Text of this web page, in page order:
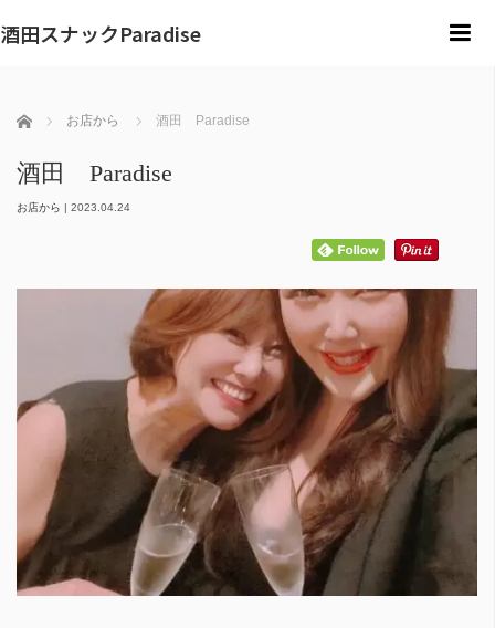
酒田スナックParadise
ホーム お店から 酒田 Paradise
酒田 Paradise
お店から | 2023.04.24